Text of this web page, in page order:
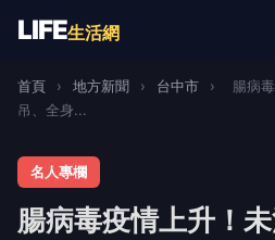
LIFE生活網
首頁 › 地方新聞 › 台中市 ›
腸病
吊、全身...
名人專欄
腸病毒疫情上升！